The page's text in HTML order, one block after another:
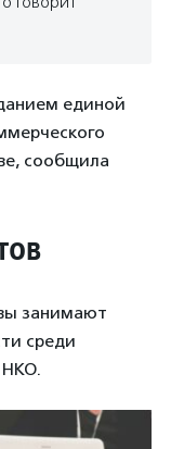
единой
сообщила
занимают
среди
НКО.